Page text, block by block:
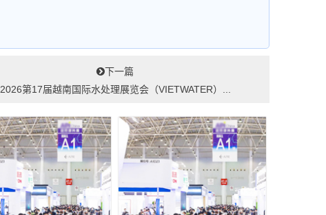
下一篇
2026第17届越南国际水处理展览会（VIETWATER）...